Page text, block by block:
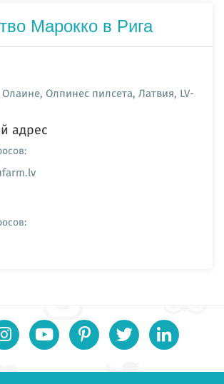
Марокко в Рига
Олпинес пилсета, Латвия, LV-
адрес